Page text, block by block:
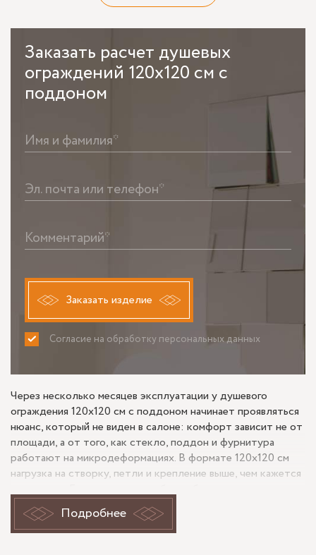
Заказать расчет душевых
ограждений 120х120 см с
поддоном
Имя и фамилия*
Эл. почта или телефон*
Комментарий*
Заказать изделие
Согласие на обработку персональных данных
ПРИНИМАЮ НЕ ПРИНИМАЮ
Через несколько месяцев эксплуатации у душевого
ограждения 120х120 см с поддоном начинает проявляться
нюанс, который не виден в салоне: комфорт зависит не от
площади, а от того, как стекло, поддон и фурнитура
работают на микродеформациях. В формате 120х120 см
нагрузка на створку, петли и крепление выше, чем кажется
жесткости, а поддон дает минимальную усадку под весом
воды и человека, меняется зазор по кромке, дверь
начинает закрываться жестче, а уплотнитель быстрее
Подробнее